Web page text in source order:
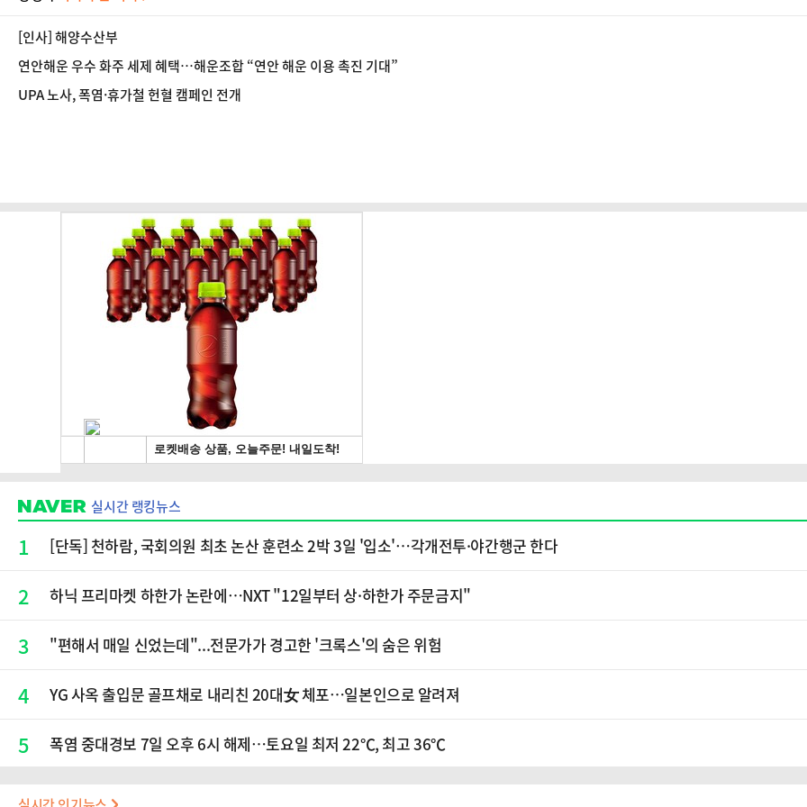
[인사] 해양수산부
연안해운 우수 화주 세제 혜택…해운조합 “연안 해운 이용 촉진 기대”
UPA 노사, 폭염·휴가철 헌혈 캠페인 전개
실시간 랭킹뉴스
1 [단독] 천하람, 국회의원 최초 논산 훈련소 2박 3일 '입소'…각개전투·야간행군 한다
2 하닉 프리마켓 하한가 논란에…NXT "12일부터 상·하한가 주문금지"
3 "편해서 매일 신었는데"...전문가가 경고한 '크록스'의 숨은 위험
4 YG 사옥 출입문 골프채로 내리친 20대女 체포…일본인으로 알려져
5 폭염 중대경보 7일 오후 6시 해제…토요일 최저 22℃, 최고 36℃